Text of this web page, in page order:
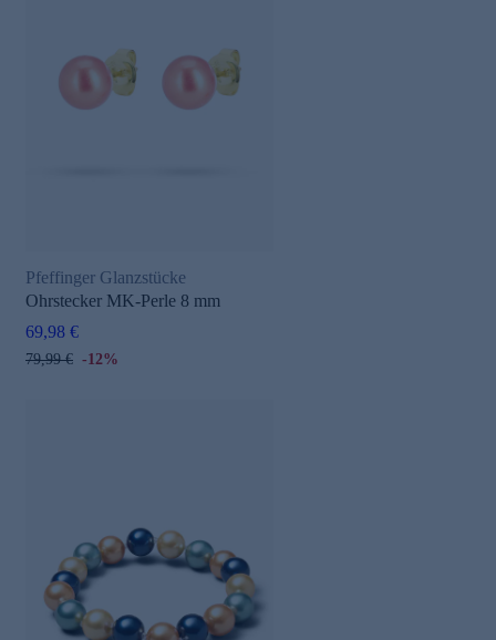
Pfeffinger Glanzstücke
Ohrstecker MK-Perle 8 mm
69,98 €
79,99 € -12%